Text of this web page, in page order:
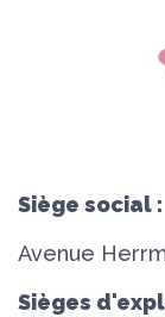
Siège social :
Avenue
Sièges